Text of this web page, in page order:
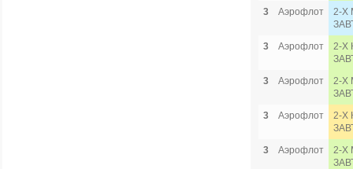
3
Аэрофлот
2-Х
3
Аэрофлот
2-Х
3
Аэрофлот
2-Х
3
Аэрофлот
2-Х
3
Аэрофлот
2-Х